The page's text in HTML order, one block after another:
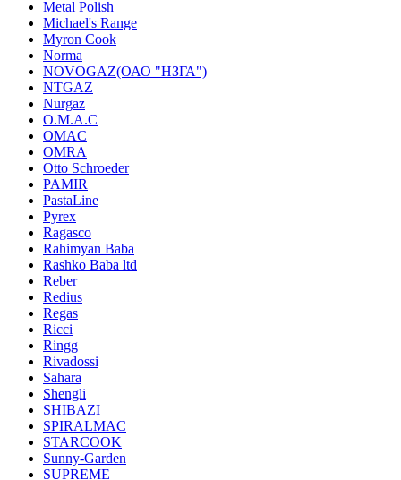
Metal Polish
Michael's Range
Myron Cook
Norma
NOVOGAZ(ОАО "НЗГА")
NTGAZ
Nurgaz
O.M.A.C
OMAC
OMRA
Otto Schroeder
PAMIR
PastaLine
Pyrex
Ragasco
Rahimyan Baba
Rashko Baba ltd
Reber
Redius
Regas
Ricci
Ringg
Rivadossi
Sahara
Shengli
SHIBAZI
SPIRALMAC
STARCOOK
Sunny-Garden
SUPREME